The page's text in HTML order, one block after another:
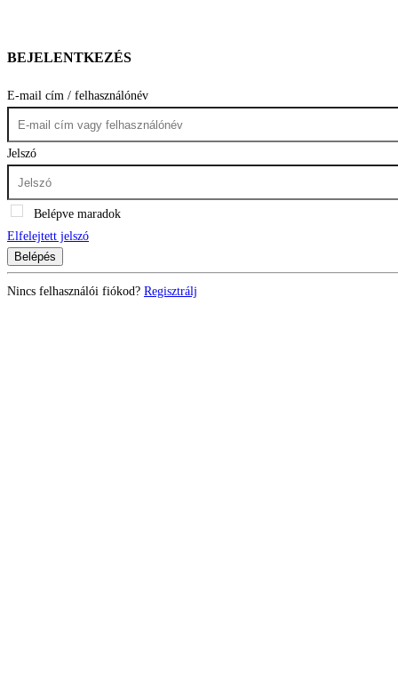
BEJELENTKEZÉS
E-mail cím / felhasználónév
Jelszó
Belépve maradok
Elfelejtett jelszó
Belépés
Nincs felhasználói fiókod? Regisztrálj